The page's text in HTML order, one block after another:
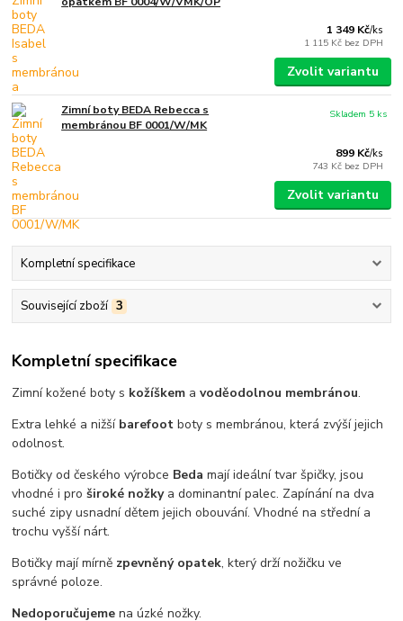
1 349 Kč/ks
1 115 Kč bez DPH
Zvolit variantu
Zimní boty BEDA Rebecca s
membránou BF 0001/W/MK
899 Kč/ks
743 Kč bez DPH
Skladem 5 ks
Zvolit variantu
Kompletní specifikace
Související zboží 3
Kompletní specifikace
Zimní kožené boty s kožíškem avoděodolnou membránou.
Extra lehké a nižší barefootboty s membránou, která zvýší jejich
odolnost.
Botičky od českého výrobce Bedamají ideální tvar špičky, jsou
vhodné i proširoké nožkya dominantní palec. Zapínání na dva
suché zipy usnadní dětem jejich obouvání. Vhodné na střední a
trochu vyšší nárt.
Botičky mají mírně zpevněný opatek, který drží nožičku ve
správné poloze.
Nedoporučujeme na úzké nožky.